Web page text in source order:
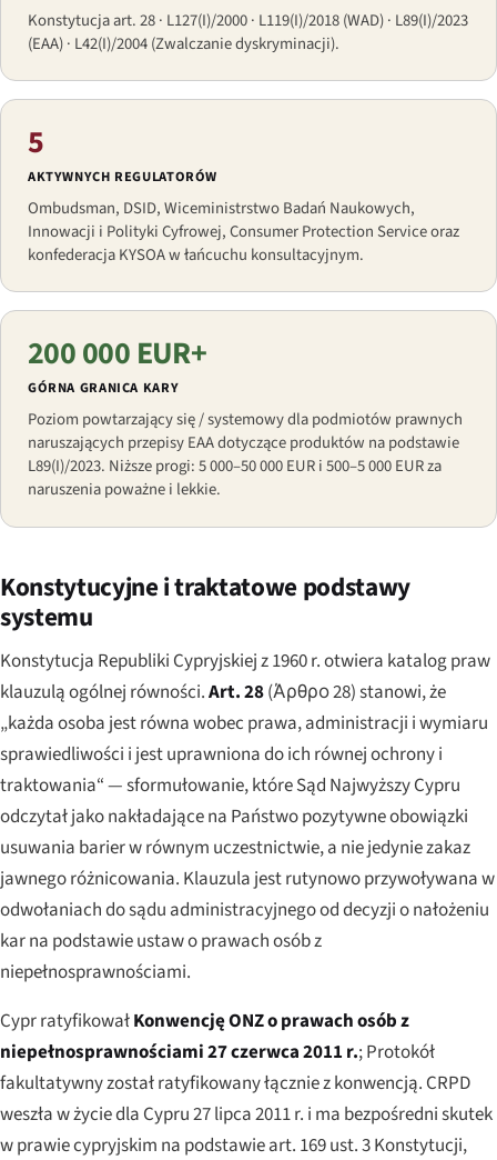
Konstytucja art. 28 · L127(I)/2000 · L119(I)/2018 (WAD) · L89(I)/2023
(EAA) · L42(I)/2004 (Zwalczanie dyskryminacji).
5
AKTYWNYCH REGULATORÓW
Ombudsman, DSID, Wiceministrstwo Badań Naukowych,
Innowacji i Polityki Cyfrowej, Consumer Protection Service oraz
konfederacja KYSOA w łańcuchu konsultacyjnym.
200 000 EUR+
GÓRNA GRANICA KARY
Poziom powtarzający się / systemowy dla podmiotów prawnych
naruszających przepisy EAA dotyczące produktów na podstawie
L89(I)/2023. Niższe progi: 5 000–50 000 EUR i 500–5 000 EUR za
naruszenia poważne i lekkie.
Konstytucyjne i traktatowe podstawy
systemu
Konstytucja Republiki Cypryjskiej z 1960 r. otwiera katalog praw
klauzulą ogólnej równości.Art. 28(Άρθρο 28) stanowi, że
„każda osoba jest równa wobec prawa, administracji i wymiaru
sprawiedliwości i jest uprawniona do ich równej ochrony i
traktowania“ — sformułowanie, które Sąd Najwyższy Cypru
odczytał jako nakładające na Państwo pozytywne obowiązki
usuwania barier w równym uczestnictwie, a nie jedynie zakaz
jawnego różnicowania. Klauzula jest rutynowo przywoływana w
odwołaniach do sądu administracyjnego od decyzji o nałożeniu
kar na podstawie ustaw o prawach osób z
niepełnosprawnościami.
Cypr ratyfikowałKonwencję ONZ o prawach osób z
niepełnosprawnościami27 czerwca 2011 r.; Protokół
fakultatywny został ratyfikowany łącznie z konwencją. CRPD
weszła w życie dla Cypru 27 lipca 2011 r. i ma bezpośredni skutek
w prawie cypryjskim na podstawie art. 169 ust. 3 Konstytucji,